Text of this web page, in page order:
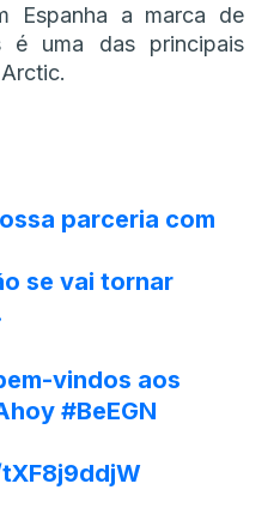
Espanha a marca de
é uma das principais
parceria com
se vai tornar
vindos aos
#BeEGN